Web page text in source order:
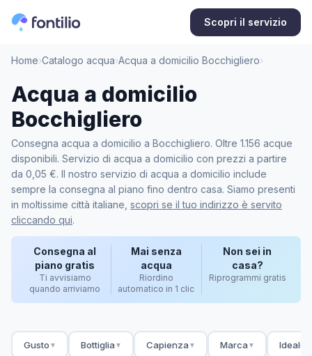
Scopri il servizio
Home›Catalogo acqua›Acqua a domicilio Bocchigliero›
Acqua a domicilio
Bocchigliero
Consegna acqua a domicilio a Bocchigliero. Oltre 1.156 acque
disponibili. Servizio di acqua a domicilio con prezzi a partire
da 0,05 €. Il nostro servizio di acqua a domicilio include
sempre la consegna al piano fino dentro casa. Siamo presenti
in moltissime città italiane, scopri se il tuo indirizzo è servito
cliccando qui.
Consegna al
piano gratis
Ti avvisiamo
quando arriviamo
Mai senza
acqua
Riordino
automatico in 1 clic
Non sei in
casa?
Riprogrammi gratis
Gusto ▼ Bottiglia ▼ Capienza ▼ Marca ▼ Ideale